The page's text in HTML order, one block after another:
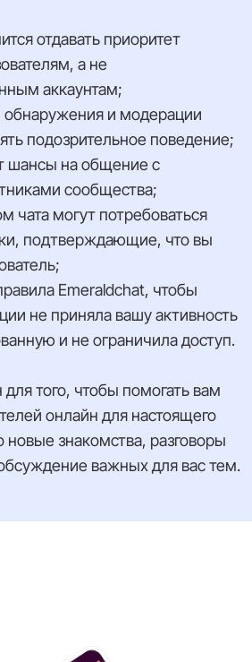
отдавать приоритет
а не
аккаунтам;
обнаружения и модерации
подозрительное поведение;
шансы на общение с
сообщества;
чата могут потребоваться
подтверждающие, что вы
Emeraldchat, чтобы
не приняла вашу активность
и не ограничила доступ.
того, чтобы помогать вам
онлайн для настоящего
знакомства, разговоры
важных для вас тем.